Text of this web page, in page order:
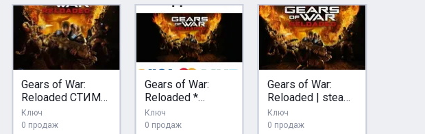
Gears of War:
Reloaded СТИМ
Steam Gift
Ключ
0 продаж
Gears of War:
Reloaded *
STEAM РФ/КЗ/
СНГ/УКР
Ключ
0 продаж
Gears of War:
Reloaded | steam
RU/UA/KZ/CНГ
Ключ
0 продаж